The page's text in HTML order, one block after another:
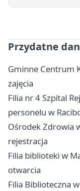
Przydatne
Gminne Centrum
zajęcia
Filia nr 4 Szpital
personelu w
Ośrodek Zdrowia
rejestracja
Filia biblioteki w
otwarcia
Filia Biblioteczna